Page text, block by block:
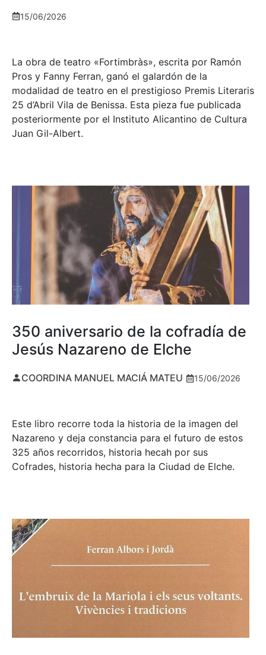
15/06/2026
La obra de teatro «Fortimbràs», escrita por Ramón
Pros y Fanny Ferran, ganó el galardón de la
modalidad de teatro en el prestigioso Premis Literaris
25 d’Abril Vila de Benissa. Esta pieza fue publicada
posteriormente por el Instituto Alicantino de Cultura
Juan Gil-Albert.
350 aniversario de la cofradía de
Jesús Nazareno de Elche
COORDINA MANUEL MACIÁ MATEU 15/06/2026
Este libro recorre toda la historia de la imagen del
Nazareno y deja constancia para el futuro de estos
325 años recorridos, historia hecah por sus
Cofrades, historia hecha para la Ciudad de Elche.